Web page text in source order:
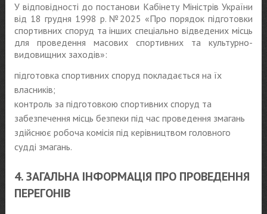
У відповідності до постанови Кабінету Міністрів України
від 18 грудня 1998 р. №2025 «Про порядок підготовки
спортивних споруд та інших спеціально відведених місць
для проведення масових спортивних та культурно-
видовищних заходів»:
підготовка спортивних споруд покладається на їх
власників;
контроль за підготовкою спортивних споруд та
забезпечення місць безпеки під час проведення змагань
здійснює робоча комісія під керівництвом головного
судді змагань.
4. ЗАГАЛЬНА ІНФОРМАЦІЯ ПРО ПРОВЕДЕННЯ
ПЕРЕГОНІВ